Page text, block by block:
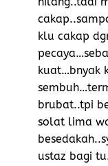
klu cakap
kuat…bnyak
brubat..tpi
solat lima
ustaz bagi